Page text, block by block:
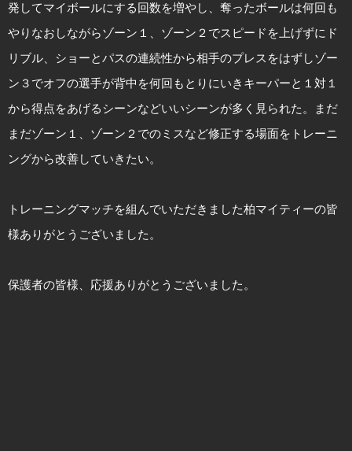
発してマイボールにする回数を増やし、奪ったボールは何回も
やりなおしながらゾーン１、ゾーン２でスピードを上げずにド
リブル、ショーとパスの連続性から相手のプレスをはずしゾー
ン３でオフの選手が背中を何回もとりにいきキーパーと１対１
から得点をあげるシーンなどいいシーンが多く見られた。まだ
まだゾーン１、ゾーン２でのミスなど修正する場面をトレーニ
ングから改善していきたい。
トレーニングマッチを組んでいただきました柏マイティーの皆
様ありがとうございました。
保護者の皆様、応援ありがとうございました。